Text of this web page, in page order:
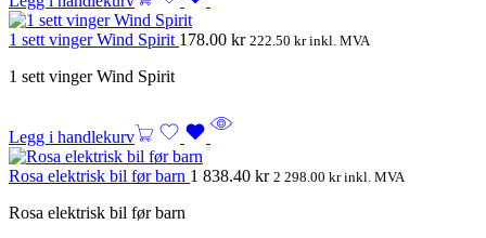
1 sett vinger Wind Spirit 178.00 kr 222.50 krinkl. MVA
1 sett vinger Wind Spirit
Legg i handlekurv
Rosa elektrisk bil før barn 1 838.40 kr 2 298.00 krinkl. MVA
Rosa elektrisk bil før barn